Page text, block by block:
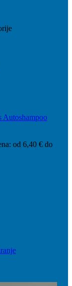
Autoshampoo
od 6,40 € do